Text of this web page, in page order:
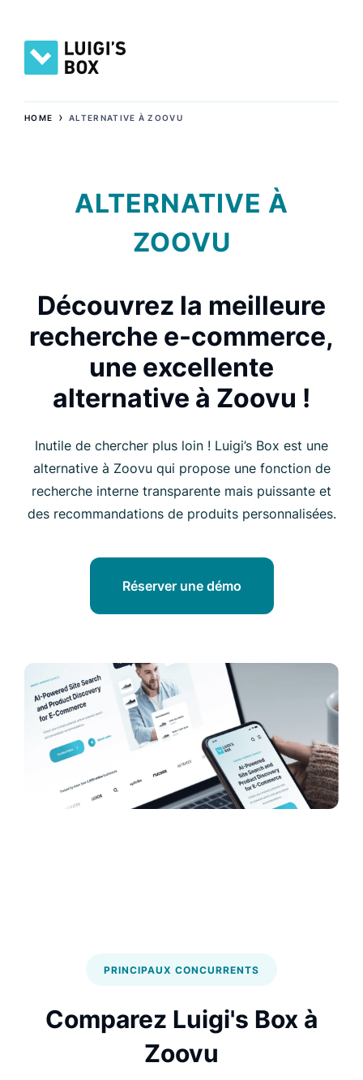
HOME ›ALTERNATIVE À ZOOVU
ALTERNATIVE À
ZOOVU
Découvrez la meilleure
recherche e-commerce,
une excellente
alternative à Zoovu !
Inutile de chercher plus loin ! Luigi’s Box est une
alternative à Zoovu qui propose une fonction de
recherche interne transparente mais puissante et
des recommandations de produits personnalisées.
Réserver une démo
PRINCIPAUX CONCURRENTS
Comparez Luigi's Box à
Zoovu